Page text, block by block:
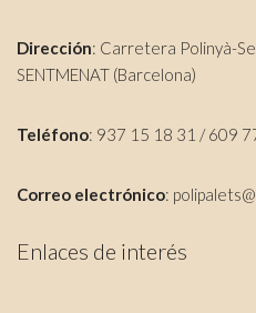
Dirección: Carretera Polinyà-
SENTMENAT (Barcelona)
Teléfono: 937 15 18 31 / 609
Correo electrónico:
Enlaces de interés